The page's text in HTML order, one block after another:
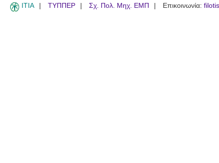
ITIA ΤΥΠΠΕΡ Σχ. Πολ. Μηχ. ΕΜΠ Επικοινωνία: